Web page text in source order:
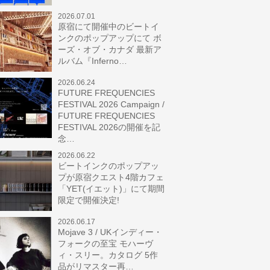
2026.07.01
原宿にて開催中のビートイ
ンクのポップアップにて ボ
ーズ・オブ・カナダ 最新ア
ルバム『Inferno…
2026.06.24
FUTURE FREQUENCIES
FESTIVAL 2026 Campaign /
FUTURE FREQUENCIES
FESTIVAL 2026の開催を記
念…
2026.06.22
ビートインクのポップアッ
プが原宿クエスト4階カフェ
「YET(イエット)」にて期間
限定で開催決定!
2026.06.17
Mojave 3 / UKインディー・
フォークの至宝 モハーヴ
ィ・スリー。カタログ 5作
品がリマスター再…